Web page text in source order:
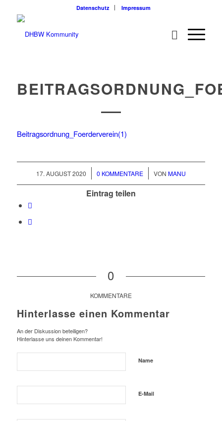
Datenschutz Impressum
Beitragsordnung_Foerderverein(1)
17. AUGUST 2020
/ 0 KOMMENTARE
/ VON MANU
Eintrag teilen
0
KOMMENTARE
Hinterlasse einen Kommentar
An der Diskussion beteiligen?
Hinterlasse uns deinen Kommentar!
Name
E-Mail